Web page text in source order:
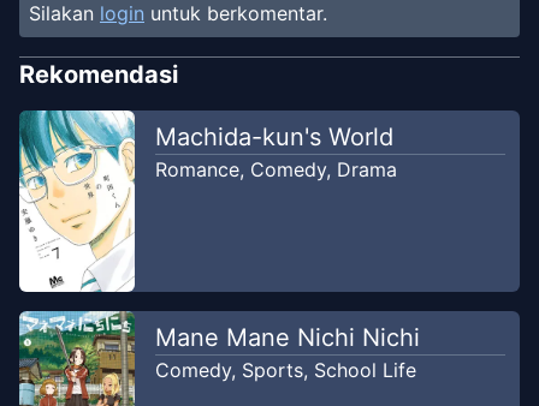
Chapter202-Menjadi penjahat
Bluearchive.idn
Jan 14,
2025
Chapter201 -Cara makan
cemilan
Bluearchive.idn
Jan 14,
2025
Chapter
besar pada game
Bluearchive.idn
2025
Chapter199
Silakan login untuk berkomentar.
Rekomendasi
Machida-kun's World
Romance, Comedy, Drama
Mane Mane Nichi Nichi
Comedy, Sports, School Life